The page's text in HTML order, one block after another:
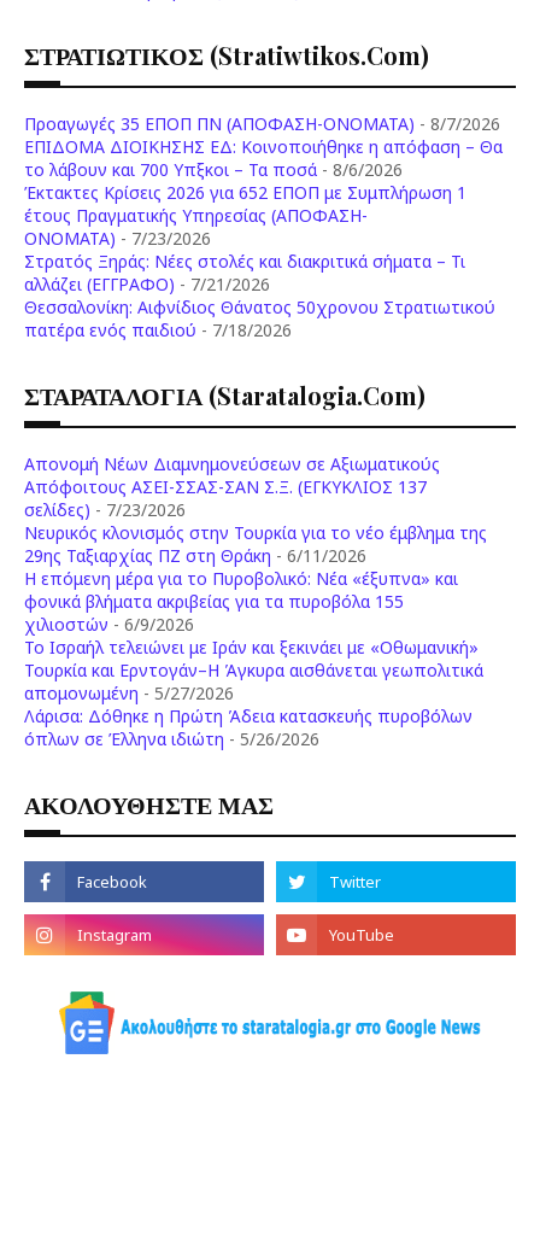
ΣΤΡΑΤΙΩΤΙΚΟΣ (stratiwtikos.com)
Προαγωγές 35 ΕΠΟΠ ΠΝ (ΑΠΟΦΑΣΗ-ΟΝΟΜΑΤΑ) - 8/7/2026
ΕΠΙΔΟΜΑ ΔΙΟΙΚΗΣΗΣ ΕΔ: Κοινοποιήθηκε η απόφαση – Θα
το λάβουν και 700 Υπξκοι – Τα ποσά - 8/6/2026
Έκτακτες Κρίσεις 2026 για 652 ΕΠΟΠ με Συμπλήρωση 1
έτους Πραγματικής Υπηρεσίας (ΑΠΟΦΑΣΗ-
ONOMATA) - 7/23/2026
Στρατός Ξηράς: Νέες στολές και διακριτικά σήματα – Τι
αλλάζει (ΕΓΓΡΑΦΟ) - 7/21/2026
Θεσσαλονίκη: Αιφνίδιος Θάνατος 50χρονου Στρατιωτικού
πατέρα ενός παιδιού - 7/18/2026
ΣΤΑΡΑΤΑΛΟΓΙΑ (staratalogia.com)
Απονομή Νέων Διαμνημονεύσεων σε Αξιωματικούς
Απόφοιτους ΑΣΕΙ-ΣΣΑΣ-ΣΑΝ Σ.Ξ. (ΕΓΚΥΚΛΙΟΣ 137
σελίδες) - 7/23/2026
Νευρικός κλονισμός στην Τουρκία για το νέο έμβλημα της
29ης Ταξιαρχίας ΠΖ στη Θράκη - 6/11/2026
Η επόμενη μέρα για το Πυροβολικό: Νέα «έξυπνα» και
φονικά βλήματα ακριβείας για τα πυροβόλα 155
χιλιοστών - 6/9/2026
Το Ισραήλ τελειώνει με Ιράν και ξεκινάει με «Οθωμανική»
Τουρκία και Ερντογάν–Η Άγκυρα αισθάνεται γεωπολιτικά
απομονωμένη - 5/27/2026
Λάρισα: Δόθηκε η Πρώτη Άδεια κατασκευής πυροβόλων
όπλων σε Έλληνα ιδιώτη - 5/26/2026
ΑΚΟΛΟΥΘΗΣΤΕ ΜΑΣ